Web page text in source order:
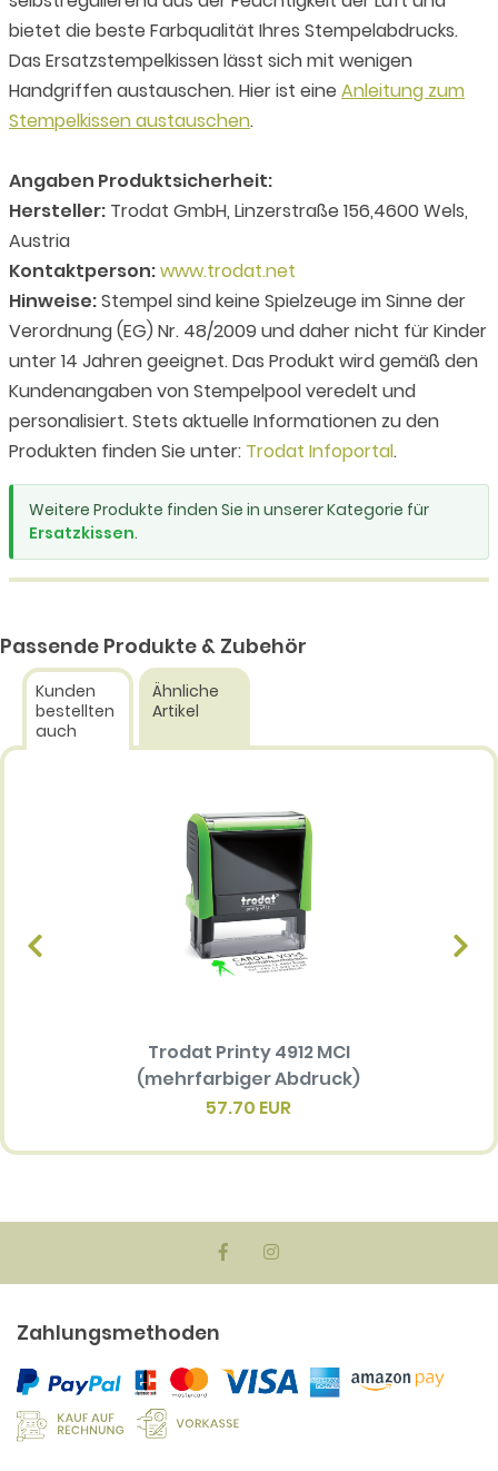
bietet die beste Farbqualität Ihres Stempelabdrucks.
Das Ersatzstempelkissen lässt sich mit wenigen
Handgriffen austauschen. Hier ist eine Anleitung zum
Stempelkissen austauschen.
Angaben Produktsicherheit:
Hersteller: Trodat GmbH, Linzerstraße 156,4600 Wels,
Austria
Kontaktperson:www.trodat.net
Hinweise:Stempel sind keine Spielzeuge im Sinne der
Verordnung (EG) Nr. 48/2009 und daher nicht für Kinder
unter 14 Jahren geeignet. Das Produkt wird gemäß den
Kundenangaben von Stempelpool veredelt und
personalisiert. Stets aktuelle Informationen zu den
Produkten finden Sie unter: Trodat Infoportal.
Weitere Produkte finden Sie in unserer Kategorie für
Ersatzkissen.
Passende Produkte & Zubehör
Kunden
bestellten
auch
Ähnliche
Artikel
Trodat Printy 4912 MCI
(mehrfarbiger Abdruck)
57.70 EUR
Zahlungsmethoden